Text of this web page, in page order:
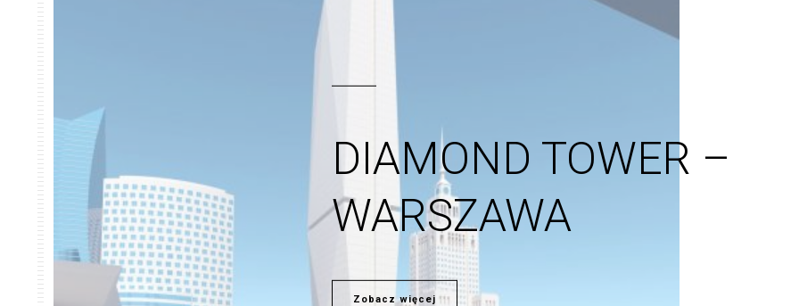
DIAMOND TOWER –
WARSZAWA
Zobacz więcej